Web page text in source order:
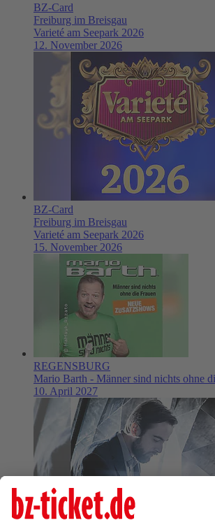
BZ-Card
Freiburg im Breisgau
Varieté am Seepark 2026
12. November 2026
BZ-Card
Freiburg im Breisgau
Varieté am Seepark 2026
15. November 2026
REGENSBURG
Mario Barth - Männer sind nichts ohne
10. April 2027